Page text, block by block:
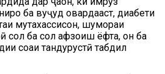
ба вуҷуд овардааст, диабети
мутахассисон, шумораи
сол ба сол афзоиш ёфта, он ба
соҳаи тандурустӣ табдил